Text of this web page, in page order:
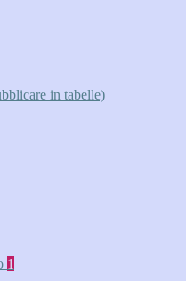
in tabelle)
1